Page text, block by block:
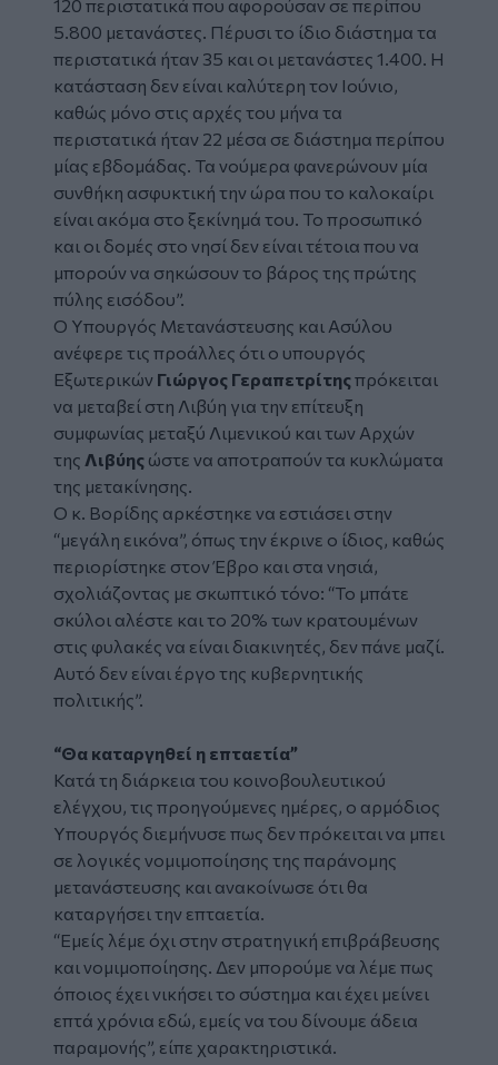
120 περιστατικά που αφορούσαν σε περίπου
5.800 μετανάστες. Πέρυσι το ίδιο διάστημα τα
περιστατικά ήταν 35 και οι μετανάστες 1.400. Η
κατάσταση δεν είναι καλύτερη τον Ιούνιο,
καθώς μόνο στις αρχές του μήνα τα
περιστατικά ήταν 22 μέσα σε διάστημα περίπου
μίας εβδομάδας. Τα νούμερα φανερώνουν μία
συνθήκη ασφυκτική την ώρα που το καλοκαίρι
είναι ακόμα στο ξεκίνημά του. Το προσωπικό
και οι δομές στο νησί δεν είναι τέτοια που να
μπορούν να σηκώσουν το βάρος της πρώτης
πύλης εισόδου”.
Ο Υπουργός Μετανάστευσης και Ασύλου
ανέφερε τις προάλλες ότι ο υπουργός
Εξωτερικών Γιώργος Γεραπετρίτηςπρόκειται
να μεταβεί στη Λιβύη για την επίτευξη
συμφωνίας μεταξύ Λιμενικού και των Αρχών
της Λιβύης ώστε να αποτραπούν τα κυκλώματα
της μετακίνησης.
Ο κ. Βορίδης αρκέστηκε να εστιάσει στην
“μεγάλη εικόνα”, όπως την έκρινε ο ίδιος, καθώς
περιορίστηκε στον Έβρο και στα νησιά,
σχολιάζοντας με σκωπτικό τόνο: “Το μπάτε
σκύλοι αλέστε και το 20% των κρατουμένων
στις φυλακές να είναι διακινητές, δεν πάνε μαζί.
Αυτό δεν είναι έργο της κυβερνητικής
πολιτικής”.
“Θα καταργηθεί η επταετία”
Κατά τη διάρκεια του κοινοβουλευτικού
ελέγχου, τις προηγούμενες ημέρες, ο αρμόδιος
Υπουργός διεμήνυσε πως δεν πρόκειται να μπει
σε λογικές νομιμοποίησης της παράνομης
μετανάστευσης και ανακοίνωσε ότι θα
καταργήσει την επταετία.
“Εμείς λέμε όχι στην στρατηγική επιβράβευσης
και νομιμοποίησης. Δεν μπορούμε να λέμε πως
όποιος έχει νικήσει το σύστημα και έχει μείνει
επτά χρόνια εδώ, εμείς να του δίνουμε άδεια
παραμονής”, είπε χαρακτηριστικά.